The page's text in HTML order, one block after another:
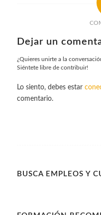
Dejar un
¿Quieres unirte a la
Siéntete libre de contribuir!
Lo siento, debes estar
comentario.
BUSCA EMPLEOS Y